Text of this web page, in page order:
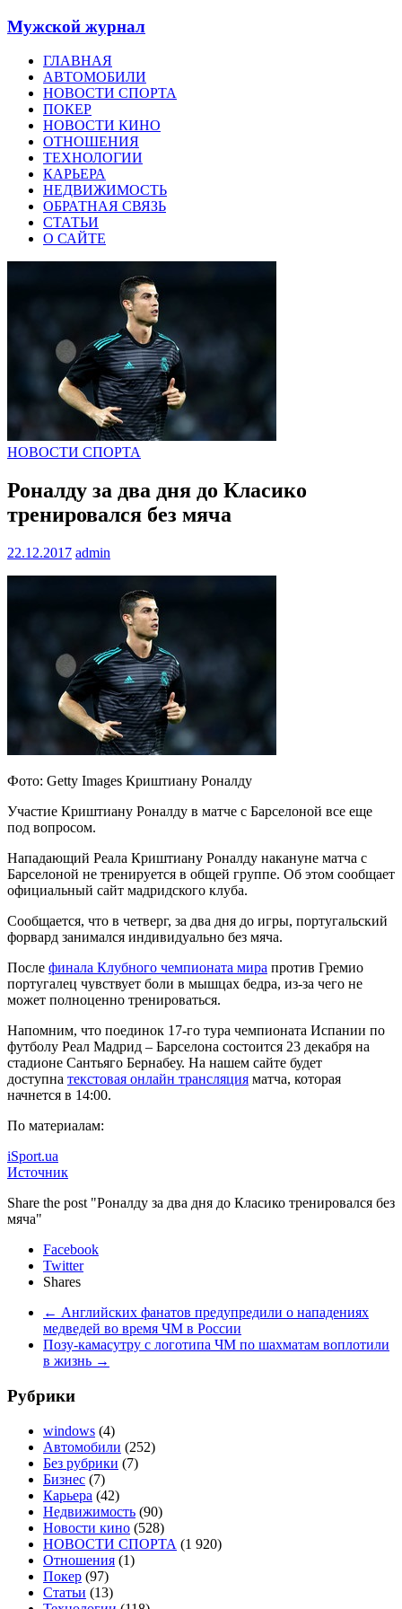
Мужской журнал
ГЛАВНАЯ
АВТОМОБИЛИ
НОВОСТИ СПОРТА
ПОКЕР
НОВОСТИ КИНО
ОТНОШЕНИЯ
ТЕХНОЛОГИИ
КАРЬЕРА
НЕДВИЖИМОСТЬ
ОБРАТНАЯ СВЯЗЬ
СТАТЬИ
О САЙТЕ
НОВОСТИ СПОРТА
Роналду за два дня до Класико
тренировался без мяча
22.12.2017 admin
Фото: Getty Images Криштиану Роналду
Участие Криштиану Роналду в матче с Барселоной все еще
под вопросом.
Нападающий Реала Криштиану Роналду накануне матча с
Барселоной не тренируется в общей группе. Об этом сообщает
официальный сайт мадридского клуба.
Сообщается, что в четверг, за два дня до игры, португальский
форвард занимался индивидуально без мяча.
После финала Клубного чемпионата мира против Гремио
португалец чувствует боли в мышцах бедра, из-за чего не
может полноценно тренироваться.
Напомним, что поединок 17-го тура чемпионата Испании по
футболу Реал Мадрид – Барселона состоится 23 декабря на
стадионе Сантьяго Бернабеу. На нашем сайте будет
доступна текстовая онлайн трансляция матча, которая
начнется в 14:00.
По материалам:
iSport.ua
Источник
Share the post "Роналду за два дня до Класико тренировался без
мяча"
Facebook
Twitter
Shares
← Английских фанатов предупредили о нападениях
медведей во время ЧМ в России
Позу-камасутру с логотипа ЧМ по шахматам воплотили
в жизнь →
Рубрики
windows (4)
Автомобили (252)
Без рубрики (7)
Бизнес (7)
Карьера (42)
Недвижимость (90)
Новости кино (528)
НОВОСТИ СПОРТА (1 920)
Отношения (1)
Покер (97)
Статьи (13)